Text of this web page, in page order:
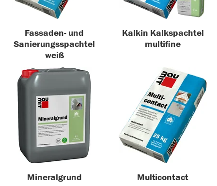
Fassaden- und
Sanierungsspachtel
weiß
Kalkin Kalkspachtel
multifine
Mineralgrund Multicontact